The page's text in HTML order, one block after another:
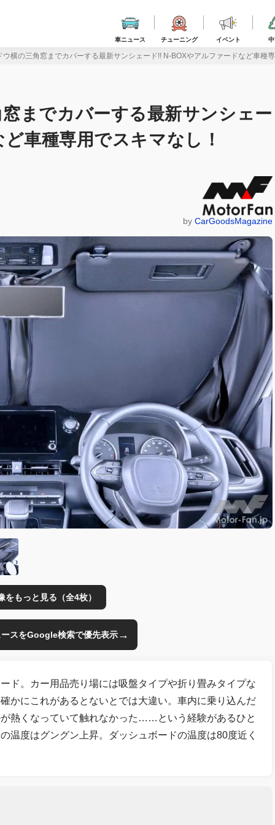
車ニュース チューニング イベント
ウ横の三角窓までカバーする最新サンシェード!! N-BOXやアルファードなど車種
までカバーする最新サンシェー
車種専用でスキマなし！
by CarGoodsMagazine
をもっと見る（全4枚）
スをGoogle検索で優先表示→
ド。カー用品売り場には吸盤タイプや折り畳みタイプな
かにこれがあるとないとでは大違い。車内に乗り込んだ
熱くなっていて触れなかった……という経験があるひと
温度はグングン上昇。ダッシュボードの温度は80度近く